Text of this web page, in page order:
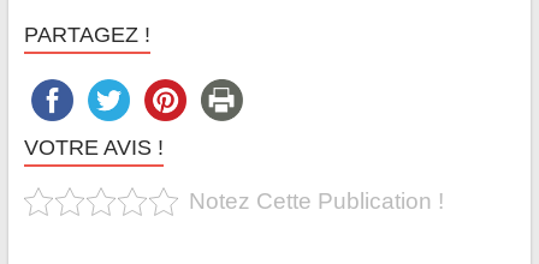
PARTAGEZ !
VOTRE AVIS !
Notez Cette Publication !